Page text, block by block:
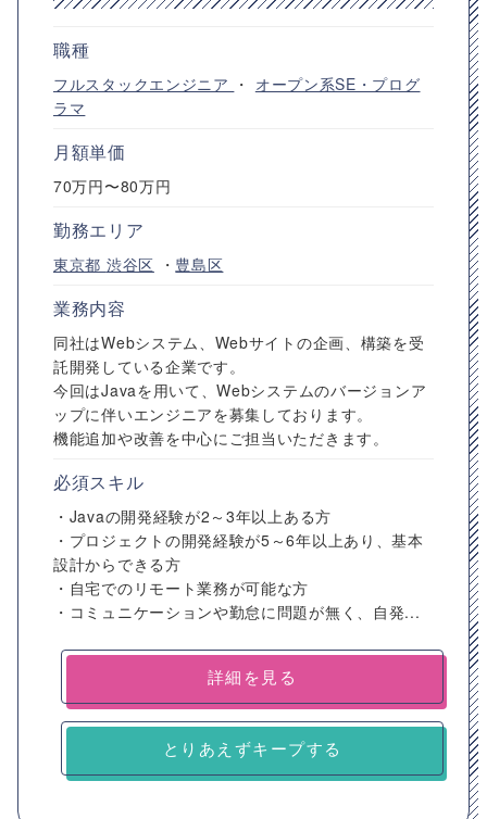
職種
フルスタックエンジニア ・ オープン系SE・プログ
ラマ
月額単価
70万円〜80万円
勤務エリア
東京都 渋谷区 ・ 豊島区
業務内容
同社はWebシステム、Webサイトの企画、構築を受
託開発している企業です。
今回はJavaを用いて、Webシステムのバージョンア
ップに伴いエンジニアを募集しております。
機能追加や改善を中心にご担当いただきます。
必須スキル
・Javaの開発経験が2～3年以上ある方
・プロジェクトの開発経験が5～6年以上あり、基本
設計からできる方
・自宅でのリモート業務が可能な方
・コミュニケーションや勤怠に問題が無く、自発...
詳細を見る
とりあえずキープする